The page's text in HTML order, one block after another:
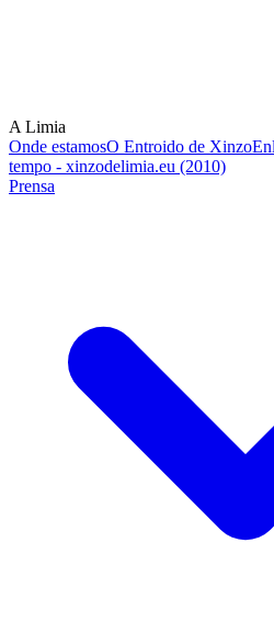
A Limia
Onde estamosO Entroido de Xinzo
tempo - xinzodelimia.eu (2010)
Prensa